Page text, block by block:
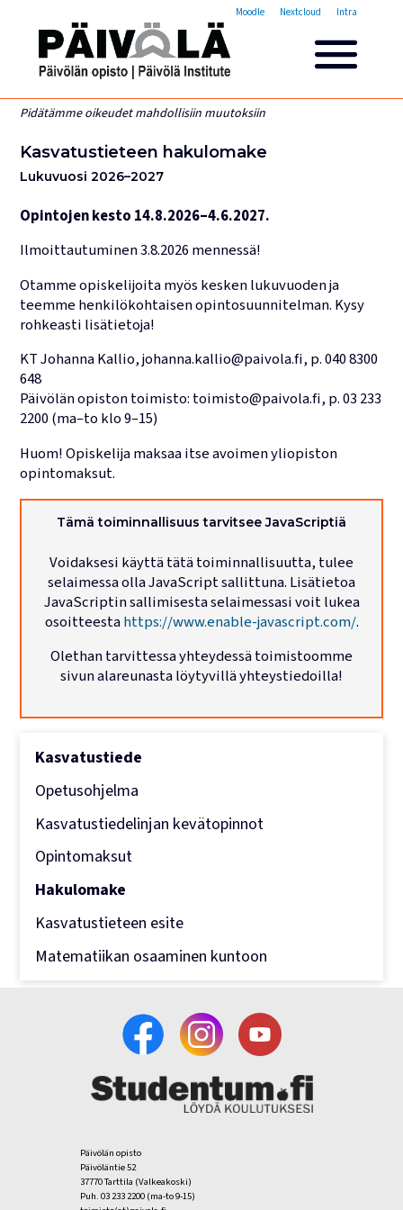
Moodle Nextcloud Intra
Yleisakatemia
Lyhytkurssit
Päivölän opisto
Opintomaksut
Opiskelijatarinoita
Yhteystiedot
Tilat ja majoitus
Majoituspalvelut
Kokous- ja juhlatilat
Leirit
Haku käynnissä
Pidätämme oikeudet mahdollisiin muutoksiin
Kasvatustieteen hakulomake
Lukuvuosi 2026–2027
Opintojen kesto 14.8.2026–4.6.2027.
Ilmoittautuminen 3.8.2026 mennessä!
Otamme opiskelijoita myös kesken lukuvuoden ja
teemme henkilökohtaisen opintosuunnitelman. Kysy
rohkeasti lisätietoja!
KT Johanna Kallio, johanna.kallio@paivola.fi, p. 040 8300
648
Päivölän opiston toimisto: toimisto@paivola.fi, p. 03 233
2200 (ma–to klo 9–15)
Huom! Opiskelija maksaa itse avoimen yliopiston
opintomaksut.
Tämä toiminnallisuus tarvitsee JavaScriptiä
Voidaksesi käyttä tätä toiminnallisuutta, tulee
selaimessa olla JavaScript sallittuna. Lisätietoa
JavaScriptin sallimisesta selaimessasi voit lukea
osoitteestahttps://www.enable-javascript.com/.
Olethan tarvittessa yhteydessä toimistoomme
sivun alareunasta löytyvillä yhteystiedoilla!
Kasvatustiede
Opetusohjelma
Kasvatustiedelinjan kevätopinnot
Opintomaksut
Hakulomake
Kasvatustieteen esite
Matematiikan osaaminen kuntoon
Päivölän opisto
Päivöläntie 52
37770 Tarttila (Valkeakoski)
Puh. 03 233 2200 (ma-to 9-15)